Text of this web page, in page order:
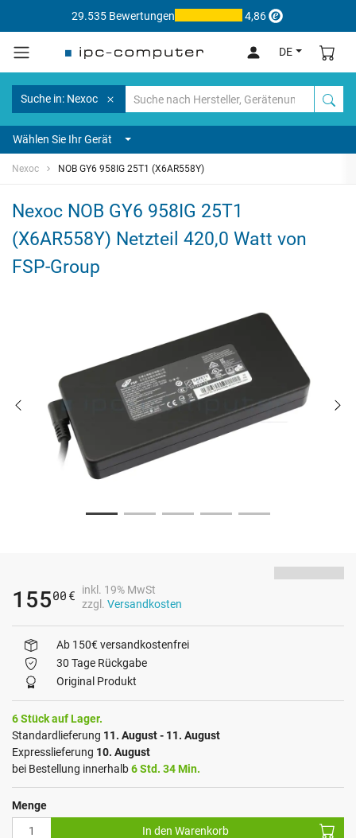
29.535 Bewertungen 4,86
DE
Suche in: Nexoc
Wählen Sie Ihr Gerät
Nexoc NOB GY6 958IG 25T1 (X6AR558Y)
Nexoc NOB GY6 958IG 25T1
(X6AR558Y) Netzteil 420,0 Watt von
FSP-Group
15500 €
inkl. 19% MwSt
zzgl. Versandkosten
Ab 150€ versandkostenfrei
30 Tage Rückgabe
Original Produkt
6 Stück auf Lager.
Standardlieferung 11. August - 11. August
Expresslieferung 10. August
bei Bestellung innerhalb6 Std. 34 Min.
Menge
In den Warenkorb